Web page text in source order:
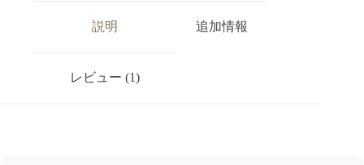
説明 追加情報
レビュー (1)